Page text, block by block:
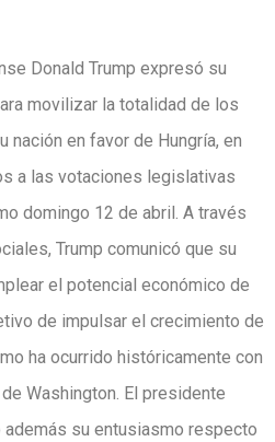
Donald Trump expresó su
movilizar la totalidad de los
en favor de Hungría, en
a las votaciones legislativas
domingo 12 de abril. A través
Trump comunicó que su
el potencial económico de
de impulsar el crecimiento de
ha ocurrido históricamente con
Washington. El presidente
su entusiasmo respecto